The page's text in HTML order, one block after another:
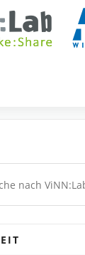
ViNN:Lab Events